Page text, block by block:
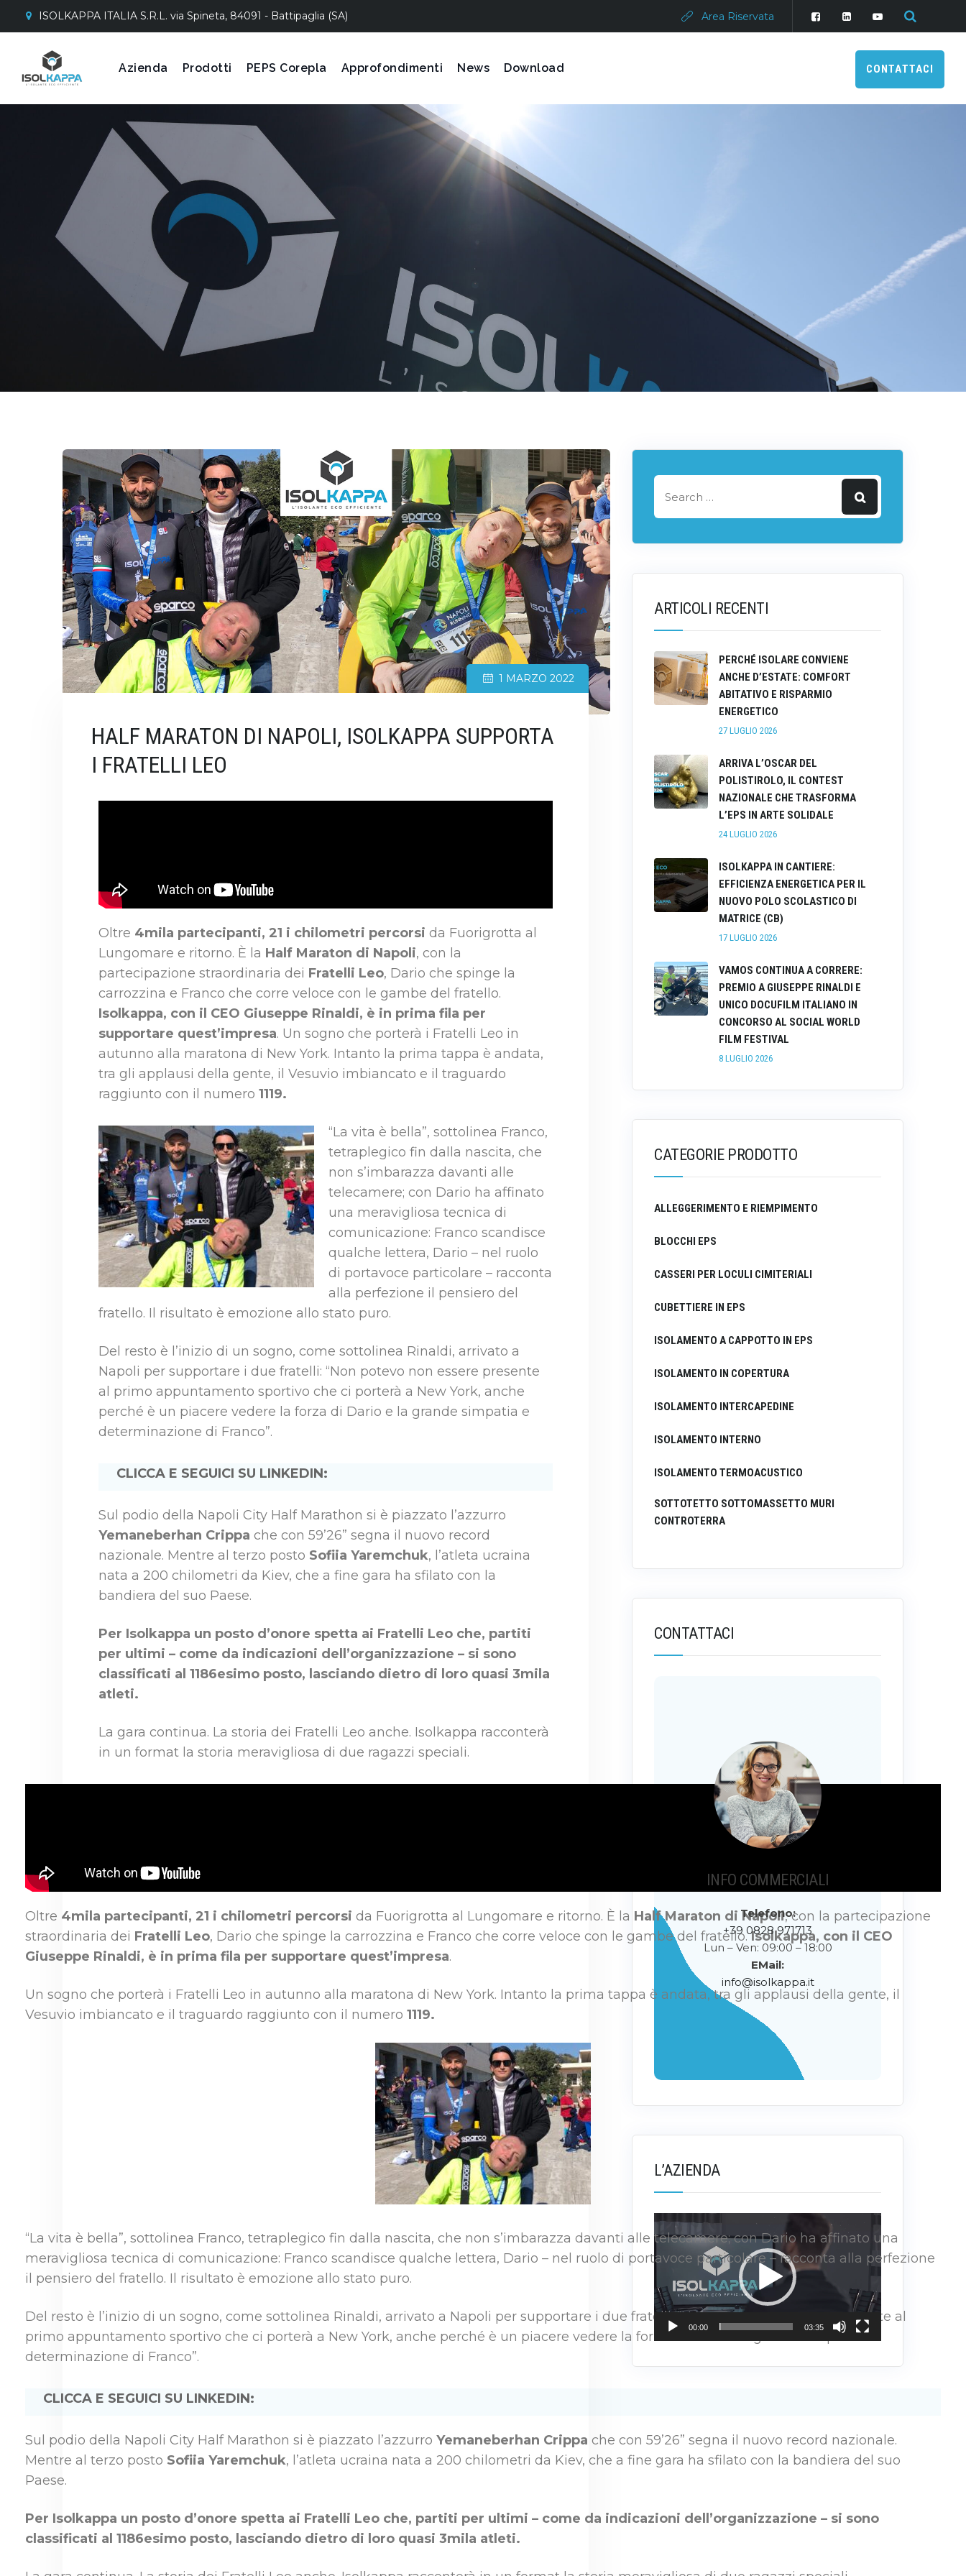
ISOLKAPPA ITALIA S.R.L. via Spineta, 84091 - Battipaglia (SA) Area Riservata
Azienda Prodotti PEPS Corepla Approfondimenti News Download CONTATTACI
1 MARZO 2022
HALF MARATON DI NAPOLI, ISOLKAPPA SUPPORTA
I FRATELLI LEO
Oltre 4mila partecipanti, 21 i chilometri percorsi da Fuorigrotta al
Lungomare e ritorno. È la Half Maraton di Napoli, con la
partecipazione straordinaria dei Fratelli Leo, Dario che spinge la
carrozzina e Franco che corre veloce con le gambe del fratello.
Isolkappa, con il CEO Giuseppe Rinaldi, è in prima fila per
supportare quest’impresa. Un sogno che porterà i Fratelli Leo in
autunno alla maratona di New York. Intanto la prima tappa è andata,
tra gli applausi della gente, il Vesuvio imbiancato e il traguardo
raggiunto con il numero 1119.
“La vita è bella”, sottolinea Franco,
tetraplegico fin dalla nascita, che
non s’imbarazza davanti alle
telecamere; con Dario ha affinato
una meravigliosa tecnica di
comunicazione: Franco scandisce
qualche lettera, Dario – nel ruolo
di portavoce particolare – racconta
alla perfezione il pensiero del
fratello. Il risultato è emozione allo stato puro.
Del resto è l’inizio di un sogno, come sottolinea Rinaldi, arrivato a
Napoli per supportare i due fratelli: “Non potevo non essere presente
al primo appuntamento sportivo che ci porterà a New York, anche
perché è un piacere vedere la forza di Dario e la grande simpatia e
determinazione di Franco”.
CLICCA E SEGUICI SU LINKEDIN:
Sul podio della Napoli City Half Marathon si è piazzato l’azzurro
Yemaneberhan Crippa che con 59’26” segna il nuovo record
nazionale. Mentre al terzo posto Sofiia Yaremchuk, l’atleta ucraina
nata a 200 chilometri da Kiev, che a fine gara ha sfilato con la
bandiera del suo Paese.
Per Isolkappa un posto d’onore spetta ai Fratelli Leo che, partiti
per ultimi – come da indicazioni dell’organizzazione – si sono
classificati al 1186esimo posto, lasciando dietro di loro quasi 3mila
atleti.
La gara continua. La storia dei Fratelli Leo anche. Isolkappa racconterà
in un format la storia meravigliosa di due ragazzi speciali.
Oltre 4mila partecipanti, 21 i chilometri percorsi da Fuorigrotta al Lungomare e ritorno. È la Half Maraton di Napoli, con la partecipazione
straordinaria dei Fratelli Leo, Dario che spinge la carrozzina e Franco che corre veloce con le gambe del fratello.Isolkappa, con il CEO
Giuseppe Rinaldi, è in prima fila per supportare quest’impresa.
Un sogno che porterà i Fratelli Leo in autunno alla maratona di New York. Intanto la prima tappa è andata, tra gli applausi della gente, il
Vesuvio imbiancato e il traguardo raggiunto con il numero 1119.
“La vita è bella”, sottolinea Franco, tetraplegico fin dalla nascita, che non s’imbarazza davanti alle telecamere; con Dario ha affinato una
meravigliosa tecnica di comunicazione: Franco scandisce qualche lettera, Dario – nel ruolo di portavoce particolare – racconta alla perfezione
il pensiero del fratello. Il risultato è emozione allo stato puro.
Del resto è l’inizio di un sogno, come sottolinea Rinaldi, arrivato a Napoli per supportare i due fratelli: “Non potevo non essere presente al
primo appuntamento sportivo che ci porterà a New York, anche perché è un piacere vedere la forza di Dario e la grande simpatia e
determinazione di Franco”.
CLICCA E SEGUICI SU LINKEDIN:
Sul podio della Napoli City Half Marathon si è piazzato l’azzurro Yemaneberhan Crippa che con 59’26” segna il nuovo record nazionale.
Mentre al terzo posto Sofiia Yaremchuk, l’atleta ucraina nata a 200 chilometri da Kiev, che a fine gara ha sfilato con la bandiera del suo
Paese.
Per Isolkappa un posto d’onore spetta ai Fratelli Leo che, partiti per ultimi – come da indicazioni dell’organizzazione – si sono
classificati al 1186esimo posto, lasciando dietro di loro quasi 3mila atleti.
ARTICOLI RECENTI
PERCHÉ ISOLARE CONVIENE
ANCHE D’ESTATE: COMFORT
ABITATIVO E RISPARMIO
ENERGETICO
27 LUGLIO 2026
ARRIVA L’OSCAR DEL
POLISTIROLO, IL CONTEST
NAZIONALE CHE TRASFORMA
L’EPS IN ARTE SOLIDALE
24 LUGLIO 2026
ISOLKAPPA IN CANTIERE:
EFFICIENZA ENERGETICA PER IL
NUOVO POLO SCOLASTICO DI
MATRICE (CB)
17 LUGLIO 2026
VAMOS CONTINUA A CORRERE:
PREMIO A GIUSEPPE RINALDI E
UNICO DOCUFILM ITALIANO IN
CONCORSO AL SOCIAL WORLD
FILM FESTIVAL
8 LUGLIO 2026
CATEGORIE PRODOTTO
ALLEGGERIMENTO E RIEMPIMENTO
BLOCCHI EPS
CASSERI PER LOCULI CIMITERIALI
CUBETTIERE IN EPS
ISOLAMENTO A CAPPOTTO IN EPS
ISOLAMENTO IN COPERTURA
ISOLAMENTO INTERCAPEDINE
ISOLAMENTO INTERNO
ISOLAMENTO TERMOACUSTICO
SOTTOTETTO SOTTOMASSETTO MURI
CONTROTERRA
CONTATTACI
INFO COMMERCIALI
Telefono:
+39 0828 971713
Lun – Ven: 09:00 – 18:00
EMail:
info@isolkappa.it
L’AZIENDA
Video
Player
00:00 03:35